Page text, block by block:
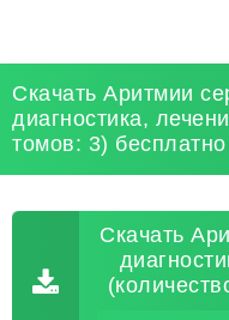
Скачать Аритмии
диагностика,
томов: 3) бесплатно
Скачать